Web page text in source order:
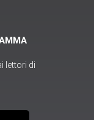
lettori di